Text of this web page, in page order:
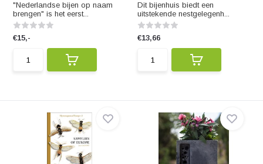
"Nederlandse bijen op naam
brengen" is het eerst...
€15,-
Dit bijenhuis biedt een
uitstekende nestgelegenh...
€13,66